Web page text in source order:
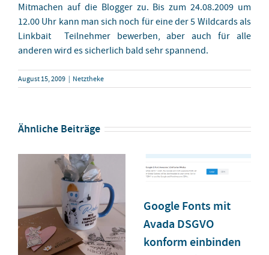
Mitmachen auf die Blogger zu. Bis zum 24.08.2009 um
12.00 Uhr kann man sich noch für eine der 5 Wildcards als
Linkbait Teilnehmer bewerben, aber auch für alle
anderen wird es sicherlich bald sehr spannend.
August 15, 2009 | Netztheke
Ähnliche Beiträge
Google Fonts mit
Avada DSGVO
konform einbinden